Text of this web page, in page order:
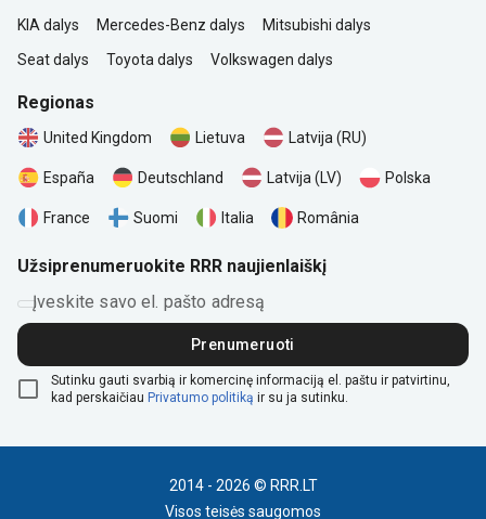
KIA dalys
Mercedes-Benz dalys
Mitsubishi dalys
Seat dalys
Toyota dalys Volkswagen dalys
Regionas
United Kingdom Lietuva Latvija (RU)
España Deutschland Latvija (LV) Polska
France Suomi Italia România
Užsiprenumeruokite RRR naujienlaiškį
Įveskite savo el. pašto adresą
Prenumeruoti
Sutinku gauti svarbią ir komercinę informaciją el. paštu ir patvirtinu,
kad perskaičiau Privatumo politiką ir su ja sutinku.
2014 - 2026 © RRR.LT
Visos teisės saugomos